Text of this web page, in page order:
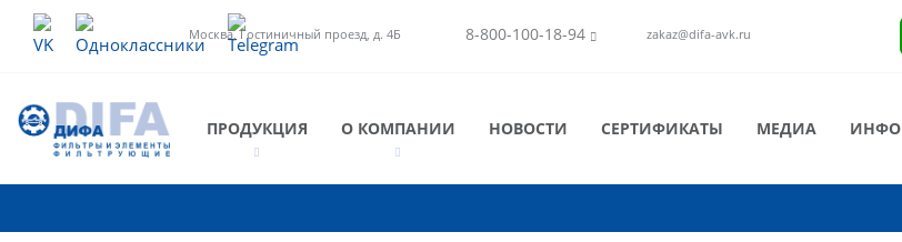
Москва, Гостиничный проезд, д. 4Б 8-800-100-18-94 zakaz@difa-avk.ru
ПРОДУКЦИЯ О КОМПАНИИ НОВОСТИ СЕРТИФИКАТЫ МЕДИА ИНФО